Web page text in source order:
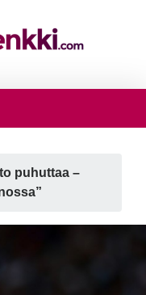
puhuttaa –